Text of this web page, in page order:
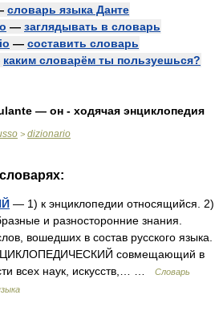
словарь языка Данте
— заглядывать в словарь
— составить словарь
каким словарём ты пользуешься?
— он - ходячая энциклопедия
> dizionario
— 1) к энциклопедии относящийся. 2)
и разносторонние знания.
вошедших в состав русского языка.
совмещающий в
всех наук, искусств,… …
Словарь